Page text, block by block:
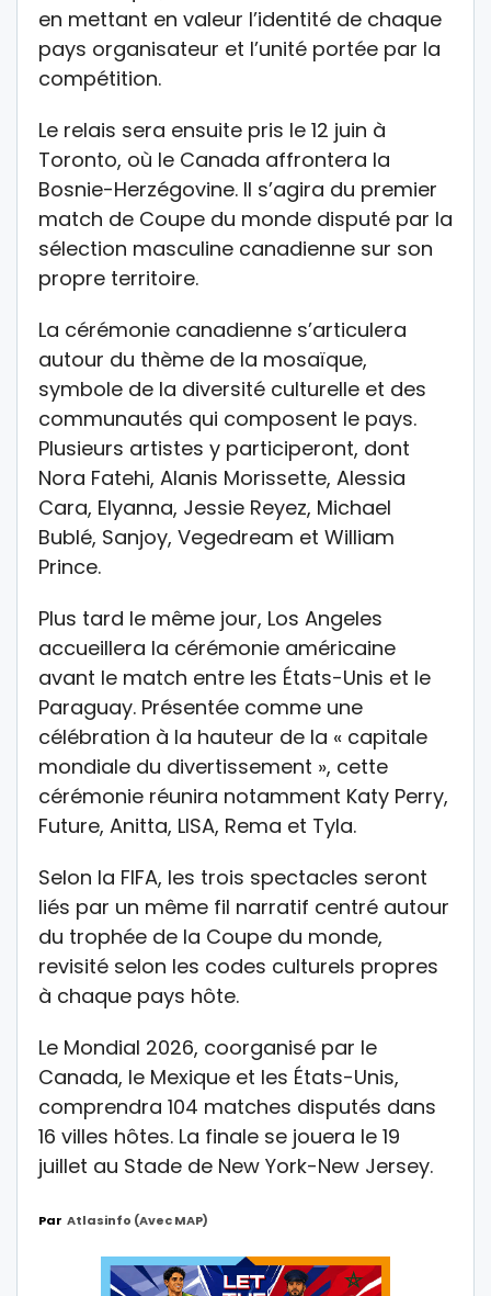
en mettant en valeur l’identité de chaque
pays organisateur et l’unité portée par la
compétition.
Le relais sera ensuite pris le 12 juin à
Toronto, où le Canada affrontera la
Bosnie-Herzégovine. Il s’agira du premier
match de Coupe du monde disputé par la
sélection masculine canadienne sur son
propre territoire.
La cérémonie canadienne s’articulera
autour du thème de la mosaïque,
symbole de la diversité culturelle et des
communautés qui composent le pays.
Plusieurs artistes y participeront, dont
Nora Fatehi, Alanis Morissette, Alessia
Cara, Elyanna, Jessie Reyez, Michael
Bublé, Sanjoy, Vegedream et William
Prince.
Plus tard le même jour, Los Angeles
accueillera la cérémonie américaine
avant le match entre les États-Unis et le
Paraguay. Présentée comme une
célébration à la hauteur de la « capitale
mondiale du divertissement », cette
cérémonie réunira notamment Katy Perry,
Future, Anitta, LISA, Rema et Tyla.
Selon la FIFA, les trois spectacles seront
liés par un même fil narratif centré autour
du trophée de la Coupe du monde,
revisité selon les codes culturels propres
à chaque pays hôte.
Le Mondial 2026, coorganisé par le
Canada, le Mexique et les États-Unis,
comprendra 104 matches disputés dans
16 villes hôtes. La finale se jouera le 19
juillet au Stade de New York-New Jersey.
Par Atlasinfo (avec MAP)